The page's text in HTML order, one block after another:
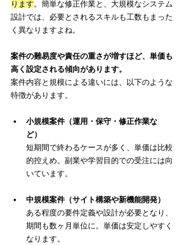
ります。簡単な修正作業と、大規模なシステム
設計では、必要とされるスキルも工数もまった
く異なりますよね。
案件の難易度や責任の重さが増すほど、単価も
高く設定される傾向があります。
案件内容と規模による違いには、以下のような
特徴があります。
小規模案件（運用・保守・修正作業な
ど）
短期間で終わるケースが多く、単価は比較
的控えめ。副業や学習目的での受注には向
いています。
中規模案件（サイト構築や新機能開発）
ある程度の要件定義や設計が必要となり、
期間も数ヶ月単位に。単価は安定しやすく
なります。